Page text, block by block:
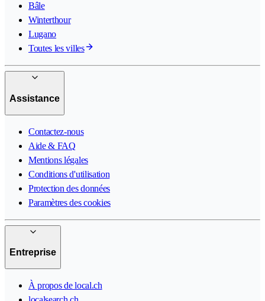
Bâle
Winterthour
Lugano
Toutes les villes
Assistance
Contactez-nous
Aide & FAQ
Mentions légales
Conditions d'utilisation
Protection des données
Paramètres des cookies
Entreprise
À propos de local.ch